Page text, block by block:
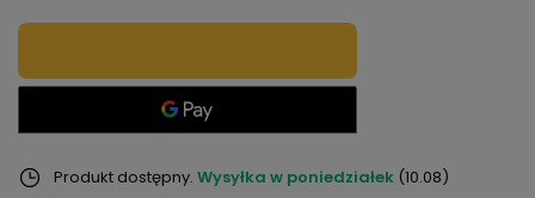
Produkt dostępny Wysyłka w poniedziałek (10.08)